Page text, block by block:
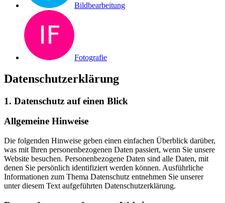
Bildbearbeitung
Fotografie
Datenschutzerklärung
1. Datenschutz auf einen Blick
Allgemeine Hinweise
Die folgenden Hinweise geben einen einfachen Überblick darüber,
was mit Ihren personenbezogenen Daten passiert, wenn Sie unsere
Website besuchen. Personenbezogene Daten sind alle Daten, mit
denen Sie persönlich identifiziert werden können. Ausführliche
Informationen zum Thema Datenschutz entnehmen Sie unserer
unter diesem Text aufgeführten Datenschutzerklärung.